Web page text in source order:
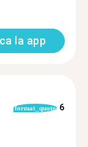
la app
format_quote 6